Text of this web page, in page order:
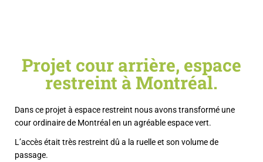
Projet cour arrière, espace
restreint à Montréal.
Dans ce projet à espace restreint nous avons transformé une
cour ordinaire de Montréal en un agréable espace vert.
L’accès était très restreint dû a la ruelle et son volume de
passage.